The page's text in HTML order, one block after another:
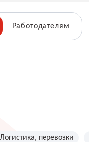
Работодателям
Логистика, перевозки